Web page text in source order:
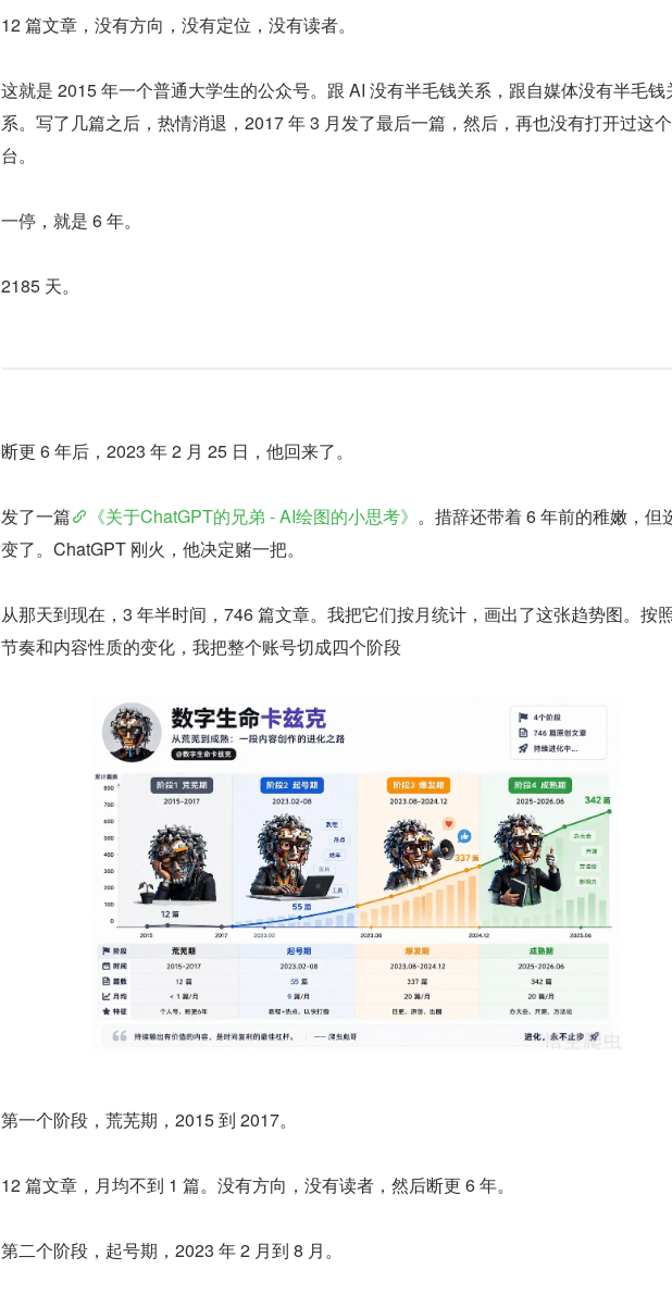
12 篇文章，没有方向，没有定位，没有读者。
这就是 2015 年一个普通大学生的公众号。跟 AI 没有半毛钱关系，跟自媒体没有半毛钱
系。写了几篇之后，热情消退，2017 年 3 月发了最后一篇，然后，再也没有打开过这
台。
一停，就是 6 年。
2185 天。
断更 6 年后，2023 年 2 月 25 日，他回来了。
发了一篇 《关于ChatGPT的兄弟 - AI绘图的小思考》 。措辞还带着 6 年前的稚嫩，但
变了。ChatGPT 刚火，他决定赌一把。
从那天到现在，3 年半时间，746 篇文章。我把它们按月统计，画出了这张趋势图。按
节奏和内容性质的变化，我把整个账号切成四个阶段
第一个阶段，荒芜期，2015 到 2017。
12 篇文章，月均不到 1 篇。没有方向，没有读者，然后断更 6 年。
第二个阶段，起号期，2023 年 2 月到 8 月。